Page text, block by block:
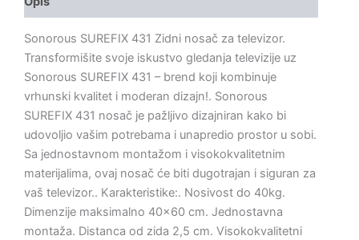
Sonorous SUREFIX 431 Zidni nosač za televizor.
Transformišite svoje iskustvo gledanja televizije uz
Sonorous SUREFIX 431 – brend koji kombinuje
vrhunski kvalitet i moderan dizajn!. Sonorous
SUREFIX 431 nosač je pažljivo dizajniran kako bi
udovoljio vašim potrebama i unapredio prostor u sobi.
Sa jednostavnom montažom i visokokvalitetnim
materijalima, ovaj nosač će biti dugotrajan i siguran za
vaš televizor.. Karakteristike:. Nosivost do 40kg.
Dimenzije maksimalno 40×60 cm. Jednostavna
montaža. Distanca od zida 2,5 cm. Visokokvalitetni